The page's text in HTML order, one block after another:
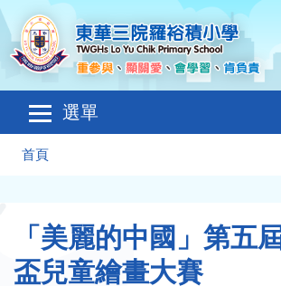
移至主內容
選單
Main
navigation
導
結
首頁
「美麗的中國」第五
盃兒童繪畫大賽